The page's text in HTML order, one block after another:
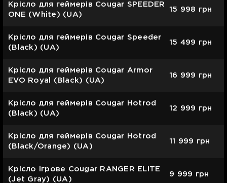
Крісло для геймерів Cougar SPEEDER
ONE (White) (UA)
15 998 грн
Крісло для геймерів Cougar Speeder
(Black) (UA)
15 499 грн
Крісло для геймерів Cougar Armor
EVO Royal (Black) (UA)
16 999 грн
Крісло для геймерів Cougar Hotrod
(Black) (UA)
12 999 грн
Крісло для геймерів Cougar Hotrod
(Black/Orange) (UA)
11 999 грн
Крісло ігрове Cougar RANGER ELITE
(Jet Gray) (UA)
9 999 грн